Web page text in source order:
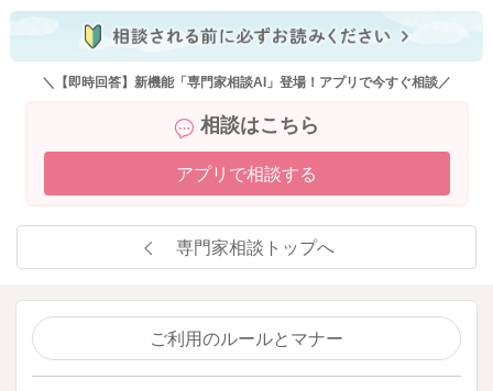
＼【即時回答】新機能「専門家相談AI」登場！アプリで今すぐ相談／
相談はこちら
アプリで相談する
専門家相談トップへ
ご利用のルールとマナー